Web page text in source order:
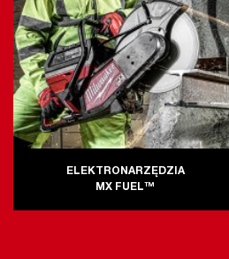
ELEKTRONARZĘDZIA
MX FUEL™